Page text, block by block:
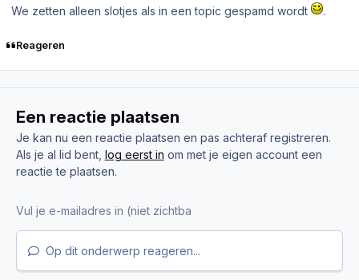
We zetten alleen slotjes als in een topic gespamd wordt .
Reageren
Een reactie plaatsen
Je kan nu een reactie plaatsen en pas achteraf registreren.
Als je al lid bent, log eerst in om met je eigen account een
reactie te plaatsen.
Op dit onderwerp reageren...